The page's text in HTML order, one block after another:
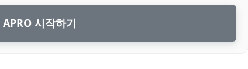
APRO 시작하기